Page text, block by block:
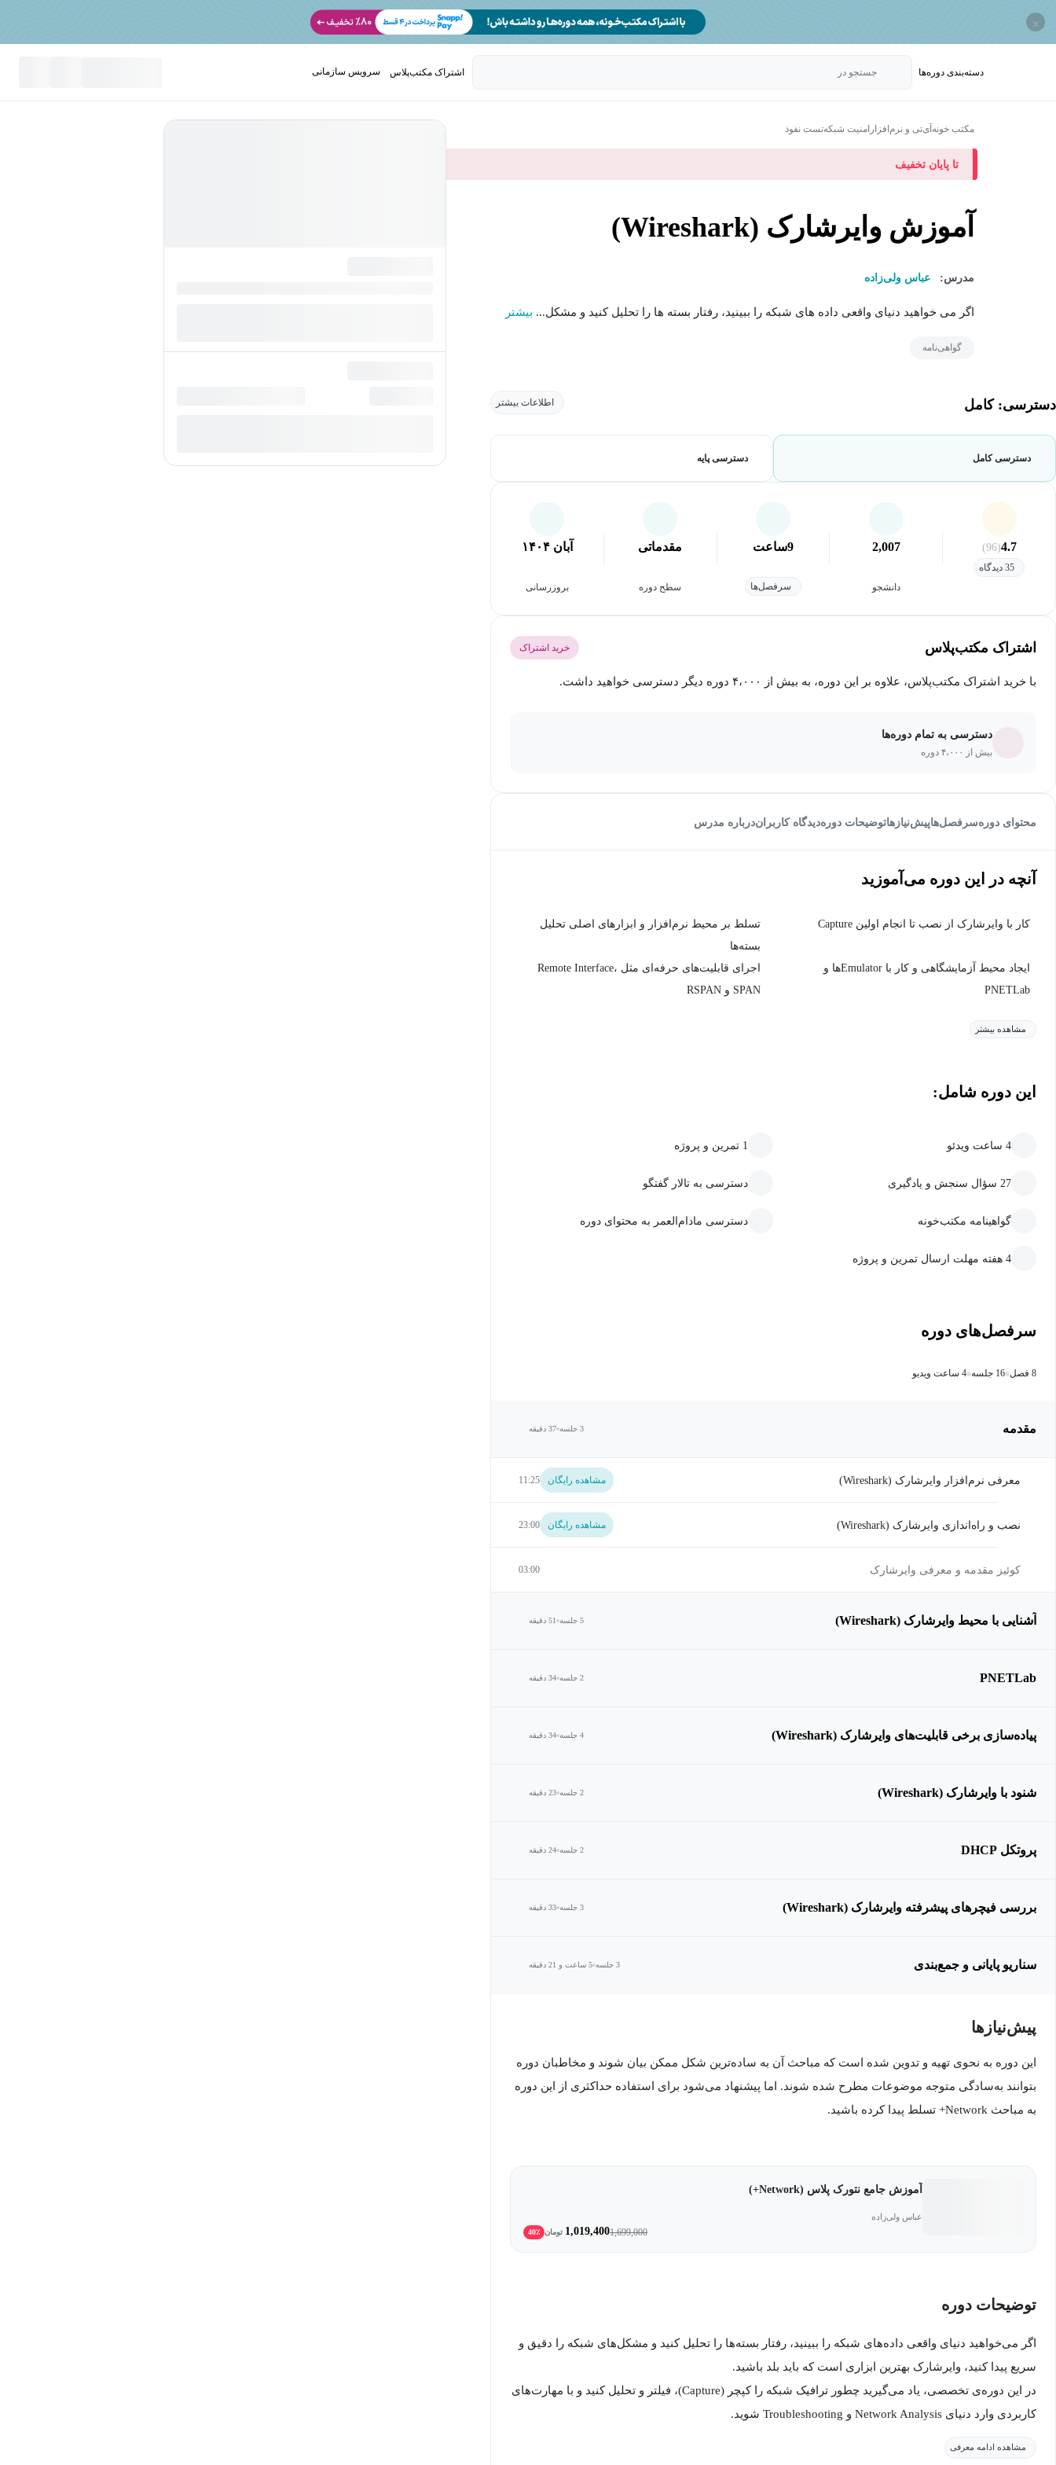
×
دسته‌بندی‌ دوره‌ها جستجو در اشتراک مکتب‌پلاس سرویس سازمانی
مکتب خونه آی‌تی و نرم‌افزار امنیت شبکهتست نفوذ
تا پایان تخفیف
آموزش وایرشارک (Wireshark)
مدرس: عباس ولی‌زاده
اگر می خواهید دنیای واقعی داده های شبکه را ببینید، رفتار بسته ها را تحلیل کنید و مشکل... بیشتر
گواهی‌نامه
دسترسی: کامل اطلاعات بیشتر
دسترسی کامل دسترسی پایه
4.7
(96)
35 دیدگاه
2,007
دانشجو
9ساعت
سرفصل‌ها
مقدماتی
سطح دوره بروزرسانی
آبان ۱۴۰۴
اشتراک مکتب‌پلاس خرید اشتراک
با خرید اشتراک مکتب‌پلاس، علاوه بر این دوره، به بیش از ۴،۰۰۰ دوره دیگر دسترسی خواهید داشت.
دسترسی به تمام دوره‌ها
بیش از ۴،۰۰۰ دوره
محتوای دورهسرفصل‌هاپیش‌نیاز‌هاتوضیحات دورهدیدگاه کاربراندرباره مدرس
آنچه در این دوره می‌آموزید
کار با وایرشارک از نصب تا انجام اولین Capture
تسلط بر محیط نرم‌افزار و ابزارهای اصلی تحلیل
بسته‌ها
ایجاد محیط آزمایشگاهی و کار با Emulatorها و
PNETLab
اجرای قابلیت‌های حرفه‌ای مثل Remote Interface،
SPAN و RSPAN
مشاهده بیشتر
این دوره شامل:
4 ساعت ویدئو 1 تمرین و پروژه
27 سؤال سنجش و یادگیری دسترسی به تالار گفتگو
گواهینامه مکتب‌خونه دسترسی مادام‌العمر به محتوای دوره
4 هفته مهلت ارسال تمرین و پروژه
سرفصل‌های دوره
8 فصل 16 جلسه 4 ساعت ویدیو
مقدمه 3 جلسه 37 دقیقه
معرفی نرم‌افزار وایرشارک (Wireshark) مشاهده رایگان 11:25
نصب و راه‌اندازی وایرشارک (Wireshark) مشاهده رایگان 23:00
کوئیز مقدمه و معرفی وایرشارک 03:00
آشنایی با محیط وایرشارک (Wireshark) 5 جلسه 51 دقیقه
PNETLab 2 جلسه 34 دقیقه
پیاده‌سازی برخی قابلیت‌های وایرشارک (Wireshark) 4 جلسه 34 دقیقه
شنود با وایرشارک (Wireshark) 2 جلسه 23 دقیقه
پروتکل DHCP 2 جلسه 24 دقیقه
بررسی فیچرهای پیشرفته وایرشارک (Wireshark) 3 جلسه 33 دقیقه
سناریو پایانی و جمع‌بندی 3 جلسه 5 ساعت و 21 دقیقه
پیش‌نیاز‌ها
این دوره به نحوی تهیه و تدوین شده است که مباحث آن به ساده‌ترین شکل ممکن بیان شوند و مخاطبان دوره
بتوانند به‌سادگی متوجه موضوعات مطرح شده شوند. اما پیشنهاد می‌شود برای استفاده حداکثری از این دوره
به مباحث Network+ تسلط پیدا کرده باشید.
آموزش جامع نتورک پلاس (Network+)
عباس ولی‌زاده
1,699,000
1,019,400 تومان 40٪
توضیحات دوره
اگر می‌خواهید دنیای واقعی داده‌های شبکه را ببینید، رفتار بسته‌ها را تحلیل کنید و مشکل‌های شبکه را دقیق و
سریع پیدا کنید، وایرشارک بهترین ابزاری است که باید بلد باشید.
در این دوره‌ی تخصصی، یاد می‌گیرید چطور ترافیک شبکه را کپچر (Capture)، فیلتر و تحلیل کنید و با مهارت‌های
کاربردی وارد دنیای Network Analysis و Troubleshooting شوید.
مشاهده ادامه معرفی